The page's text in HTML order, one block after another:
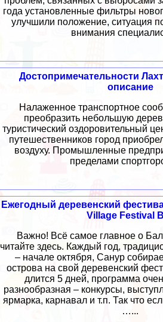
года установленные фильтры
улучшили положение, ситуация
внимания
Достопримечательности
описание
Налаженное транспортное
преобразить небольшую
туристический оздоровительный
путешественников город
воздуху. Промышленные
пределами
Ежегодный деревенский
Village Festival
Важно! Всё самое главное о
читайте здесь. Каждый год,
– начале октября, Санур
острова на свой деревенский
длится 5 дней, программа
разнообразная – конкурсы,
ярмарка, карнавал и т.п. Так что
…...